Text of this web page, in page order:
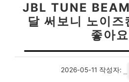
JBL TUNE
달 써보니 노이즈
좋아요
2026-05-11 작성자: